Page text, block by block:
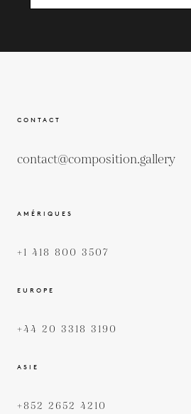
CONTACT
contact@composition.gallery
AMÉRIQUES
+1 418 800 3507
EUROPE
+44 20 3318 3190
ASIE
+852 2652 4210